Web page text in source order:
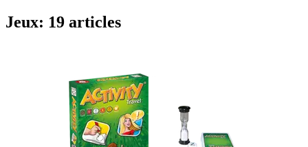
Jeux: 19 articles